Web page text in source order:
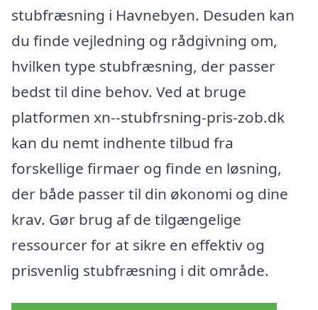
stubfræsning i Havnebyen. Desuden kan
du finde vejledning og rådgivning om,
hvilken type stubfræsning, der passer
bedst til dine behov. Ved at bruge
platformen xn--stubfrsning-pris-zob.dk
kan du nemt indhente tilbud fra
forskellige firmaer og finde en løsning,
der både passer til din økonomi og dine
krav. Gør brug af de tilgængelige
ressourcer for at sikre en effektiv og
prisvenlig stubfræsning i dit område.